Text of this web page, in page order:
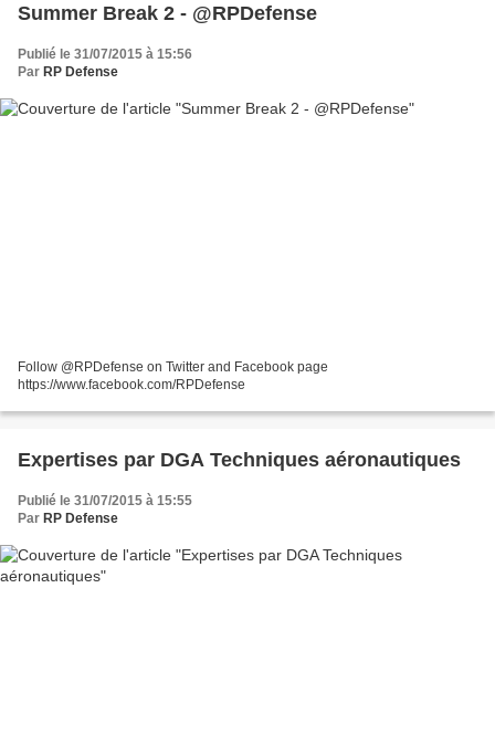
Summer Break 2 - @RPDefense
Publié le 31/07/2015 à 15:56
Par RP Defense
Follow @RPDefense on Twitter and Facebook page
https://www.facebook.com/RPDefense
Expertises par DGA Techniques aéronautiques
Publié le 31/07/2015 à 15:55
Par RP Defense